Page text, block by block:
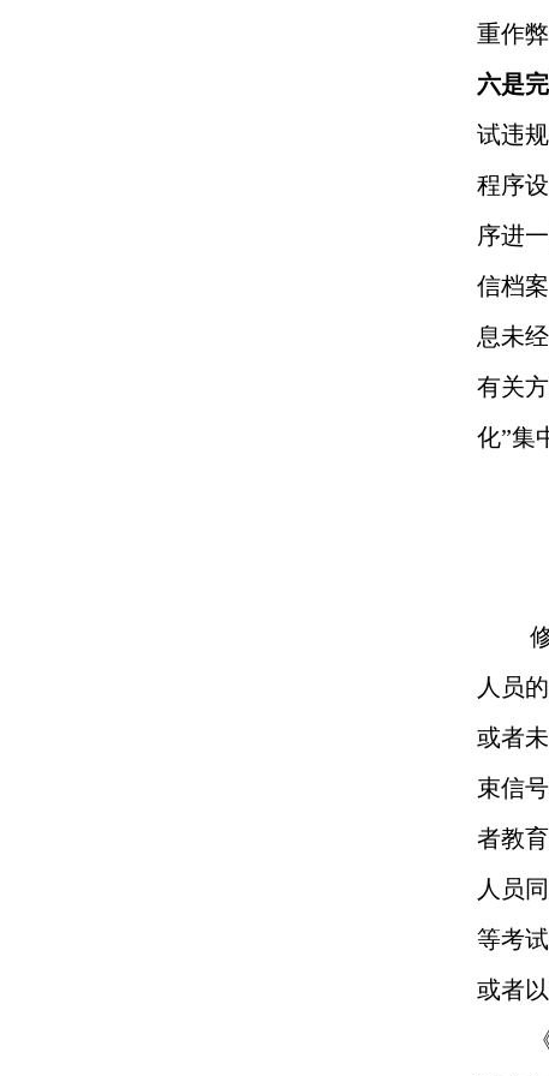
重作
六是
试违
程序
序进
信档
息未
有关
化”集
人员
或者
束信
者教
人员
等考
或者